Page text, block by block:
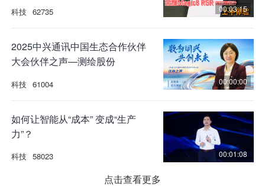
00:03:15
科技 62735
2025中兴通讯中国生态合作伙伴
大会伙伴之声—测绘股份
00:00:00
科技 61004
如何让智能从“成本” 变成“生产
力”？
00:01:08
科技 58023
点击查看更多